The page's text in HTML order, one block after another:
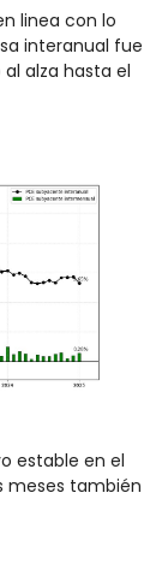
linea con lo
interanual fue
alza hasta el
estable en el
meses también